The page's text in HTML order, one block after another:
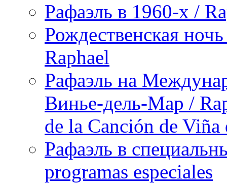
Рафаэль в 1960-х /
Рождественская
Raphael
Рафаэль на
Винье-дель-Мар /
de la Canción de
Рафаэль в
programas especiales